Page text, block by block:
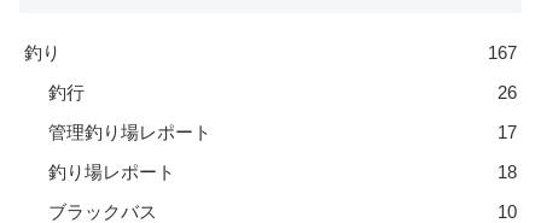
釣り
167
釣行
26
管理釣り場レポート
17
釣り場レポート
18
ブラックバス
10